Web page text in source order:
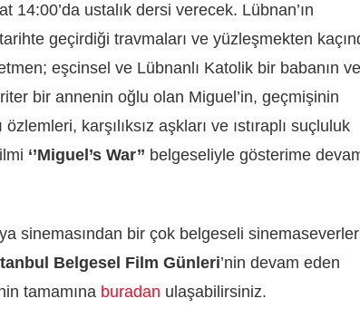
14:00’da ustalık dersi verecek. Lübnan’ın
geçirdiği travmaları ve yüzleşmekten
eşcinsel ve Lübnanlı Katolik bir babanın ve
bir annenin oğlu olan Miguel’in, geçmişinin
karşılıksız aşkları ve ıstıraplı suçluluk
‘’Miguel’s War’’ belgeseliyle gösterime
sinemasından bir çok belgeseli
Belgesel Film Günleri’nin devam eden
tamamına buradan ulaşabilirsiniz.